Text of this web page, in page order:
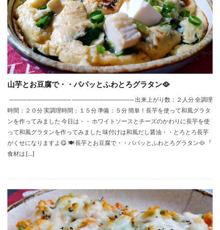
山芋とお豆腐で・・パパッとふわとろグラタン🥘
────────────── ────────────── 出来上がり数：２人分 全調理
時間：２０分 実調理時間：１５分 準備：５分 簡単！長芋を使って和風グラタ
ンを作ってみました 今日は・・ ホワイトソースとチーズのかわりに長芋を使
って和風グラタンを作ってみました 味付けは和風だし醤油・・とろとろ長芋
がくせになりますよ😋 🍽 長芋とお豆腐で・・パパッとふわとろグラタン🥘 『
食材は […]